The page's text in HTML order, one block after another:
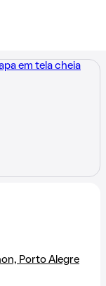
Porto Alegre